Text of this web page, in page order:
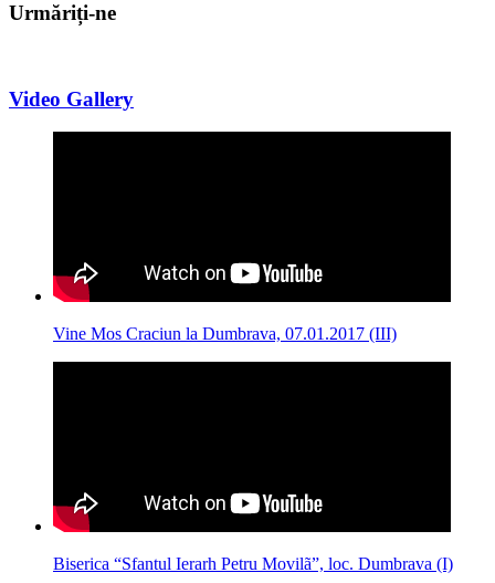
Urmăriți-ne
Video Gallery
Vine Mos Craciun la Dumbrava, 07.01.2017 (III)
Biserica “Sfantul Ierarh Petru Movilã”, loc. Dumbrava (I)